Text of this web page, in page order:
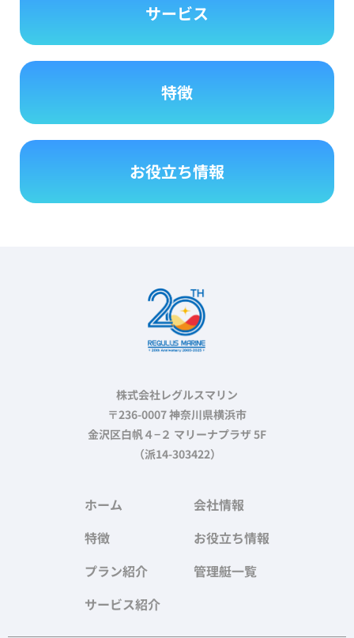
サービス
特徴
お役立ち情報
株式会社レグルスマリン
〒236-0007 神奈川県横浜市
金沢区白帆４−２ マリーナプラザ 5F
（派14-303422）
ホーム
特徴
プラン紹介
サービス紹介
会社情報
お役立ち情報
管理艇一覧